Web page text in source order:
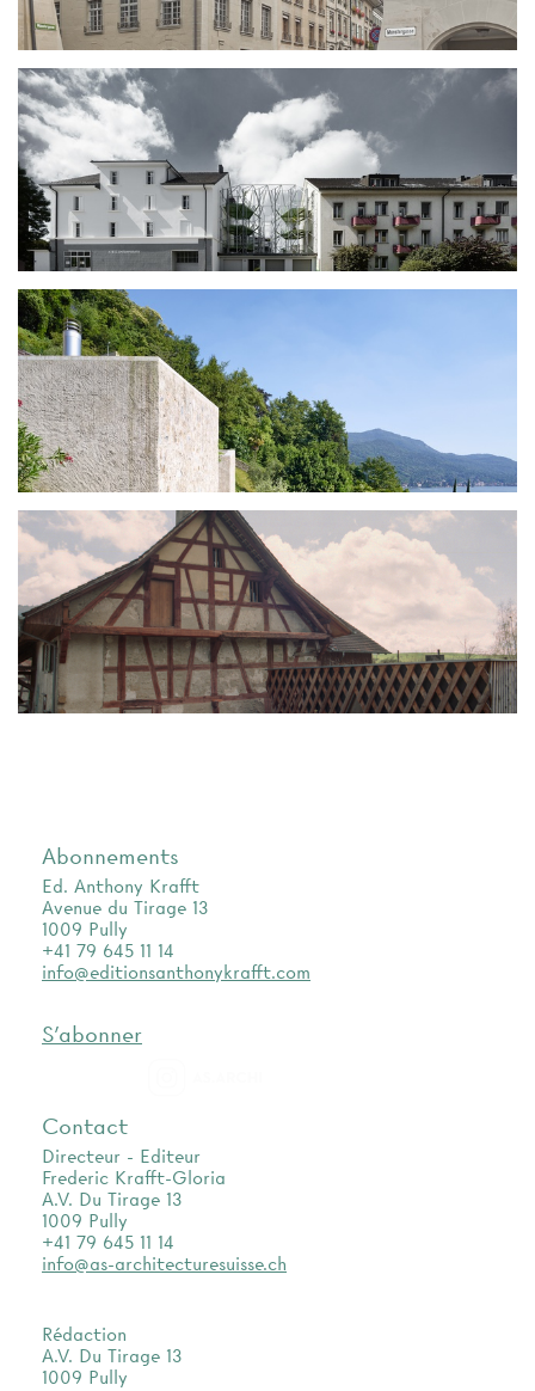
Abonnements
Ed. Anthony Krafft
Avenue du Tirage 13
1009 Pully
+41 79 645 11 14
info@editionsanthonykrafft.com
S'abonner
Contact
Directeur - Editeur
Frederic Krafft-Gloria
A.V. Du Tirage 13
1009 Pully
+41 79 645 11 14
info@as-architecturesuisse.ch
Rédaction
A.V. Du Tirage 13
1009 Pully